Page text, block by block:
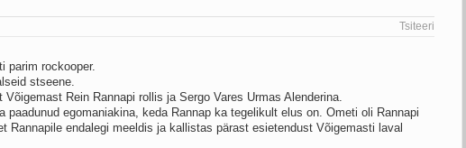
Tsiteeri
parim rockooper.
stseene.
Rein Rannapi rollis ja Sergo Vares Urmas Alenderina.
paadunud egomaniakina, keda Rannap ka tegelikult elus on. Ometi oli Rannapi
Rannapile endalegi meeldis ja kallistas pärast esietendust Võigemasti laval